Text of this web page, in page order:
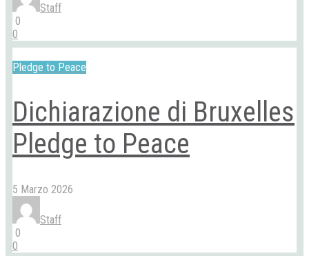
Staff
0
0
Pledge to Peace
Dichiarazione di Bruxelles
Pledge to Peace
5 Marzo 2026
Staff
0
0